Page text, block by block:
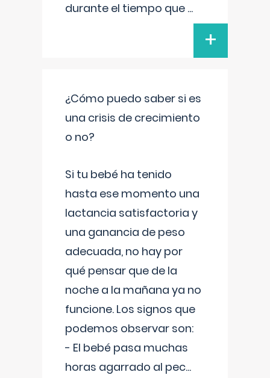
durante el tiempo que ...
+
¿Cómo puedo saber si es
una crisis de crecimiento
o no?
Si tu bebé ha tenido
hasta ese momento una
lactancia satisfactoria y
una ganancia de peso
adecuada, no hay por
qué pensar que de la
noche a la mañana ya no
funcione. Los signos que
podemos observar son:
- El bebé pasa muchas
horas agarrado al pec...